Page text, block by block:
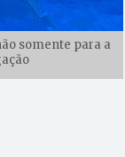
somente para a